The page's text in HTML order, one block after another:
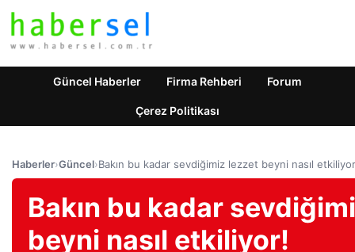
Güncel Haberler Firma Rehberi Forum
Çerez Politikası
Haberler›Güncel›Bakın bu kadar sevdiğimiz lezzet beyni nasıl
Bakın bu kadar
beyni nasıl etkiliyor!